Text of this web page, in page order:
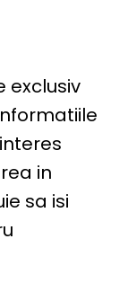
exclusiv
in
sa isi